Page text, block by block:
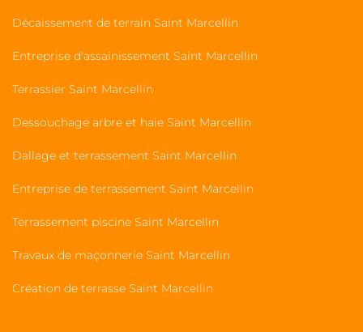
Décaissement de terrain Saint Marcellin
Entreprise d'assainissement Saint Marcellin
Terrassier Saint Marcellin
Dessouchage arbre et haie Saint Marcellin
Dallage et terrassement Saint Marcellin
Entreprise de terrassement Saint Marcellin
Terrassement piscine Saint Marcellin
Travaux de maçonnerie Saint Marcellin
Création de terrasse Saint Marcellin